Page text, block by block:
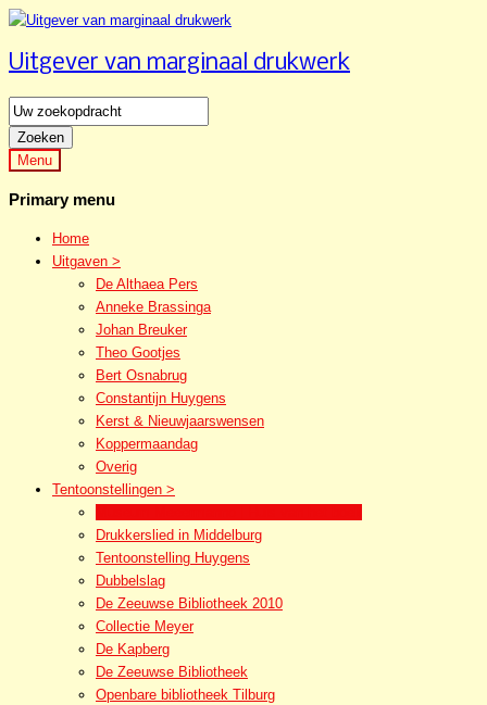
Skip
content
Uitgever van marginaal drukwerk
Uitgever
van
marginaal
drukwerk
Zoeken
Menu
Primary menu
Home
Uitgaven >
De Althaea Pers
Anneke Brassinga
Johan Breuker
Theo Gootjes
Bert Osnabrug
Constantijn Huygens
Kerst & Nieuwjaarswensen
Koppermaandag
Overig
Tentoonstellingen >
Drukkerslied in Middelburg
Tentoonstelling Huygens
Dubbelslag
De Zeeuwse Bibliotheek 2010
Collectie Meyer
De Kapberg
De Zeeuwse Bibliotheek
Openbare bibliotheek Tilburg